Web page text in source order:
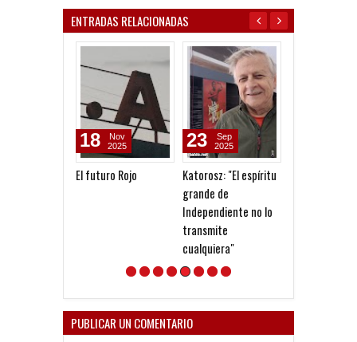
ENTRADAS RELACIONADAS
El futuro Rojo
18
Nov
2025
Katorosz: "El espíritu
grande de
Independiente no lo
transmite
cualquiera"
23
Sep
2025
PUBLICAR UN COMENTARIO